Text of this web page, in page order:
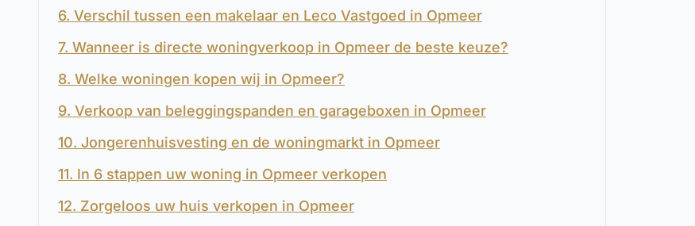
6. Verschil tussen een makelaar en Leco Vastgoed in Opmeer
7. Wanneer is directe woningverkoop in Opmeer de beste keuze?
8. Welke woningen kopen wij in Opmeer?
9. Verkoop van beleggingspanden en garageboxen in Opmeer
10. Jongerenhuisvesting en de woningmarkt in Opmeer
11. In 6 stappen uw woning in Opmeer verkopen
12. Zorgeloos uw huis verkopen in Opmeer